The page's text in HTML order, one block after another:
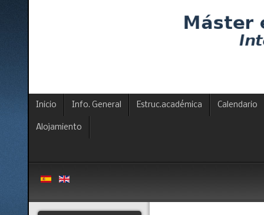
Inicio Info. General Estruc.académica Calendario
Alojamiento